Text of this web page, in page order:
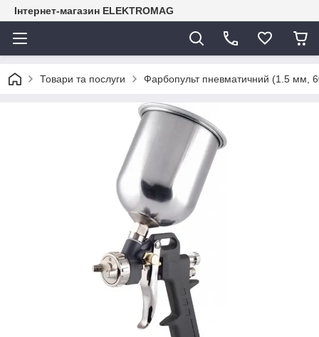
Інтернет-магазин ELEKTROMAG
Товари та послуги Фарбопульт пневматичний (1.5 мм,